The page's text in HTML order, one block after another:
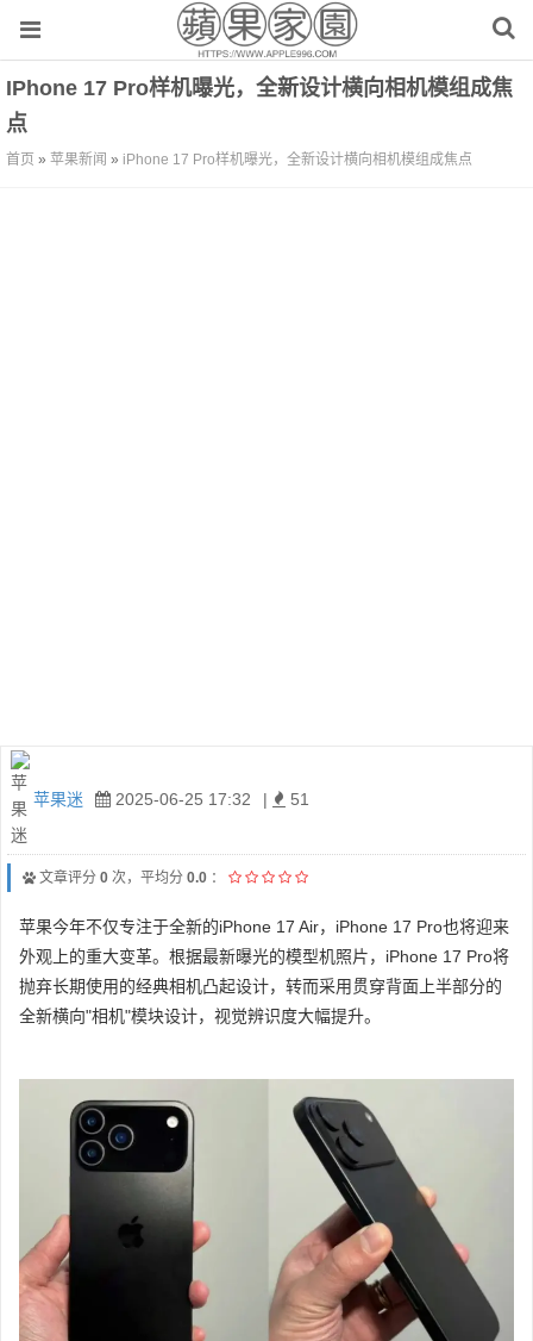
IPhone 17 Pro样机曝光，全新设计横向相机模组成焦
点
首页 » 苹果新闻 » iPhone 17 Pro样机曝光，全新设计横向相机模组成焦点
苹果迷 2025-06-25 17:32 | 51
文章评分 0 次，平均分 0.0 ：
苹果今年不仅专注于全新的iPhone 17 Air，iPhone 17 Pro也将迎来
外观上的重大变革。根据最新曝光的模型机照片，iPhone 17 Pro将
抛弃长期使用的经典相机凸起设计，转而采用贯穿背面上半部分的
全新横向"相机"模块设计，视觉辨识度大幅提升。